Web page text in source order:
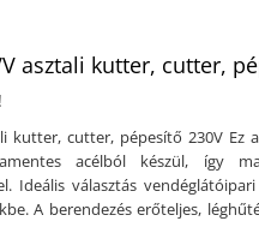
hiszen a fedélés a tál
és a tál közötti távolság
kezelő felületKapacitás: 40
percKés forgatómotor
teljesítménye: 0,47 Kw - 0,58
kiegészítők:
asztali kutter, cutter,
230V Ez a professzionális ipari aprító teljes
acélból készül, így
Ideális választás
A berendezés erőteljes,